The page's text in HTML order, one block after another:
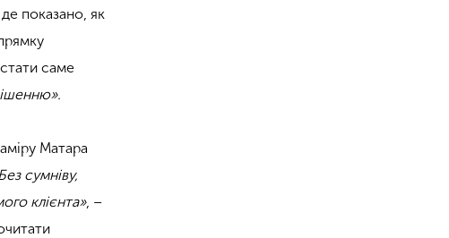
показано, як
саме
Матара
сумніву,
клієнта», –